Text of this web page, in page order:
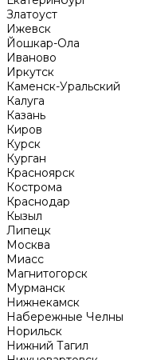
Златоуст
Ижевск
Йошкар-Ола
Иваново
Иркутск
Каменск-Уральский
Калуга
Казань
Киров
Курск
Курган
Красноярск
Кострома
Краснодар
Кызыл
Липецк
Москва
Миасс
Магнитогорск
Мурманск
Нижнекамск
Набережные Челны
Норильск
Нижний Тагил